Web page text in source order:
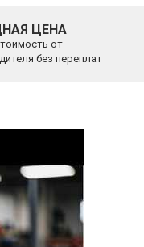
ЦЕНА
от
без переплат